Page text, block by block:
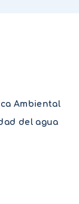
Ambiental
del agua